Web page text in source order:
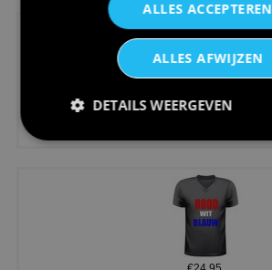
€24,95
ALLES ACCEPTEREN
ALLES AFWIJZEN
DETAILS WEERGEVEN